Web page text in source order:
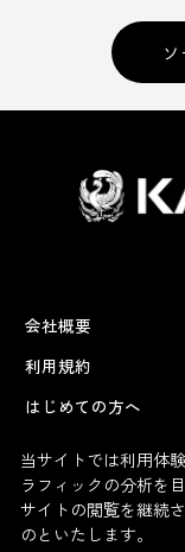
会社概要
利用規約
はじめての方へ
当サイトでは利用体
ラフィックの分析を
サイトの閲覧を継続
のといたします。